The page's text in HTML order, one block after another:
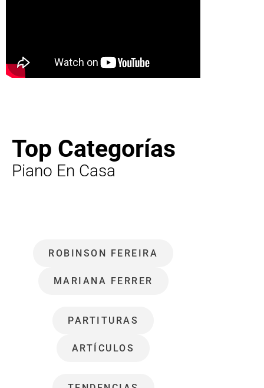
Top Categorías
Piano En Casa
ROBINSON FEREIRA
MARIANA FERRER
PARTITURAS
ARTÍCULOS